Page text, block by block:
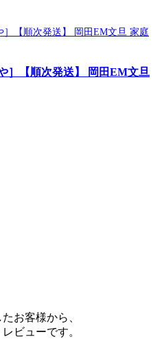
］【順次発送】 岡田EM文旦
お客様から、
ビューです。